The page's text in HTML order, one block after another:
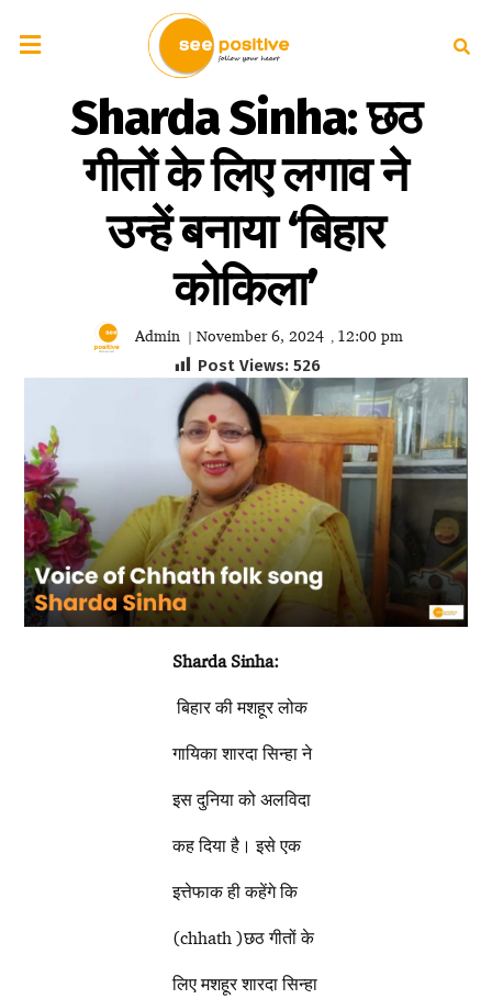
Sharda Sinha: छठ
गीतों के लिए लगाव ने
उन्हें बनाया ‘बिहार
कोकिला’
Admin | November 6, 2024 , 12:00 pm
Post Views: 526
Sharda Sinha:
बिहार की मशहूर लोक
गायिका शारदा सिन्हा ने
इस दुनिया को अलविदा
कह दिया है। इसे एक
इत्तेफाक ही कहेंगे कि
(chhath )छठ गीतों के
लिए मशहूर शारदा सिन्हा